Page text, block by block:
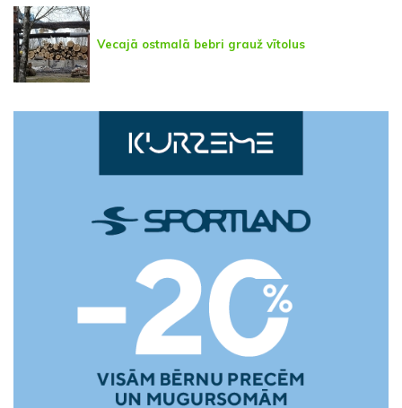
Vecajā ostmalā bebri grauž vītolus